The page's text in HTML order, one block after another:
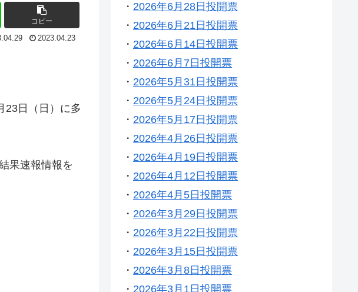
コピー
2023.04.23
23日（日）に多
果速報情報を
・ 2026年6月28日投開票
・ 2026年6月21日投開票
・ 2026年6月14日投開票
・ 2026年6月7日投開票
・ 2026年5月31日投開票
・ 2026年5月24日投開票
・ 2026年5月17日投開票
・ 2026年4月26日投開票
・ 2026年4月19日投開票
・ 2026年4月12日投開票
・ 2026年4月5日投開票
・ 2026年3月29日投開票
・ 2026年3月22日投開票
・ 2026年3月15日投開票
・ 2026年3月8日投開票
・ 2026年3月1日投開票